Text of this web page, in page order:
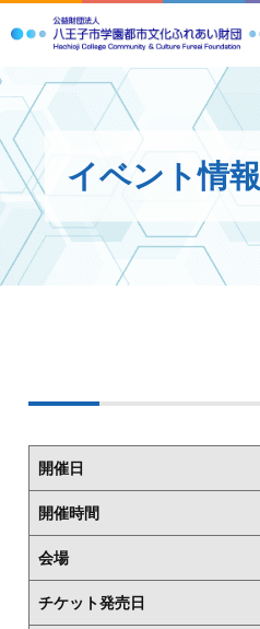
イベント情報
開催日
開催時間
会場
チケット発売日